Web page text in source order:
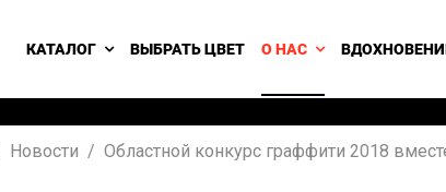
КАТАЛОГ ВЫБРАТЬ ЦВЕТ О НАС
Новости Областной конкурс граффити 2018